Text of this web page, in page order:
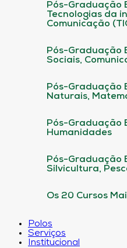
Pós-Graduação
Tecnologias da
Comunicação
Pós-Graduação
Sociais,
Pós-Graduação
Naturais,
Pós-Graduação
Humanidades
Pós-Graduação
Silvicultura,
Os 20 Cursos
Polos
Serviços
Institucional